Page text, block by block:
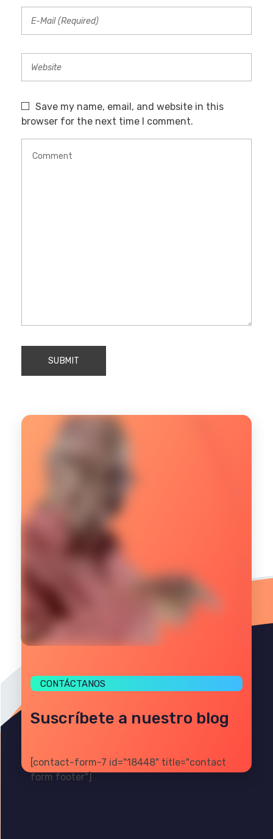
Save my name, email, and website in this
browser for the next time I comment.
CONTÁCTANOS
Suscríbete a nuestro blog
[contact-form-7 id="18448" title="contact
form footer"]